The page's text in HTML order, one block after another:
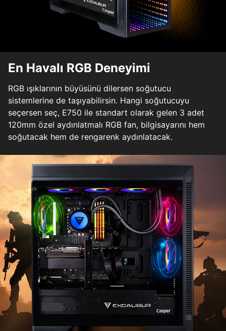
En Havalı RGB Deneyimi
RGB ışıklarının büyüsünü dilersen soğutucu
sistemlerine de taşıyabilirsin. Hangi soğutucuyu
seçersen seç, E750 ile standart olarak gelen 3 adet
120mm özel aydınlatmalı RGB fan, bilgisayarını hem
soğutacak hem de rengarenk aydınlatacak.